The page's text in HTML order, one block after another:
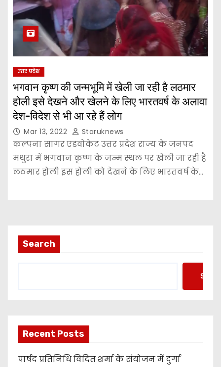
उत्तर प्रदेश
भगवान कृष्ण की जन्मभूमि में खेली जा रही है लठमार
होली इसे देखने और खेलने के लिए भारतवर्ष के अलावा
देश-विदेश से भी आ रहे हैं लोग
Mar 13, 2022 Staruknews
कल्पना सागर एडवोकेट उत्तर प्रदेश राज्य के जनपद
मथुरा में भगवान कृष्ण के जन्म स्थल पर खेली जा रही है
लठमार होली इस होली को देखने के लिए भारतवर्ष के…
Search
Recent Posts
पार्षद प्रतिनिधि विदित शर्मा के संयोजन में दुर्गा